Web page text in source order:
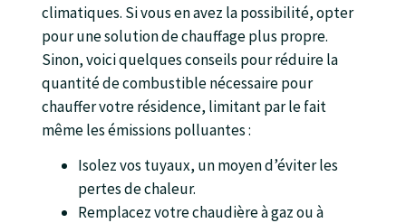
climatiques. Si vous en avez la possibilité, opter
pour une solution de chauffage plus propre.
Sinon, voici quelques conseils pour réduire la
quantité de combustible nécessaire pour
chauffer votre résidence, limitant par le fait
même les émissions polluantes :
Isolez vos tuyaux, un moyen d’éviter les
pertes de chaleur.
Remplacez votre chaudière à gaz ou à